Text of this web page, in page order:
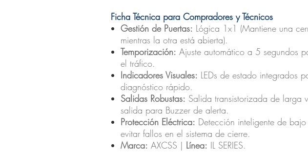
Ficha Técnica para Compradores y Técnicos
Gestión de Puertas: Lógica 1x1 (Mantiene una
mientras la otra está abierta).
Temporización: Ajuste automático a 5 segundos
el tráfico.
Indicadores Visuales: LEDs de estado integrados
diagnóstico rápido.
Salidas Robustas: Salida transistorizada de larga
salida para Buzzer de alerta.
Protección Eléctrica: Detección inteligente de
evitar fallos en el sistema de cierre.
Marca: AXCSS | Línea: IL SERIES.